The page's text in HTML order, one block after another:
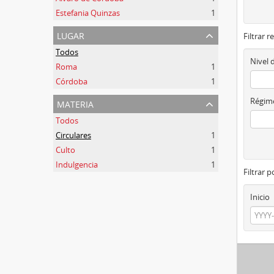
Estefania Quinzas
1
lugar
Todos
Roma
1
Córdoba
1
materia
Todos
Circulares
1
Culto
1
Indulgencia
1
Filtrar
Nivel
Filtrar
Inicio